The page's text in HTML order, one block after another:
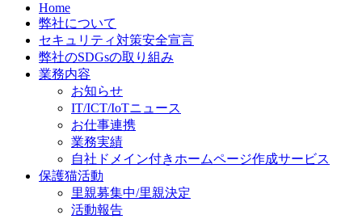
Home
弊社について
セキュリティ対策安全宣言
弊社のSDGsの取り組み
業務内容
お知らせ
IT/ICT/IoTニュース
お仕事連携
業務実績
自社ドメイン付きホームページ作成サービス
保護猫活動
里親募集中/里親決定
活動報告